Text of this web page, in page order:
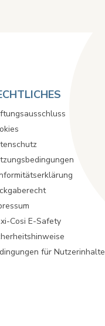
Cosi E-Safety
für Nutzerinhalte